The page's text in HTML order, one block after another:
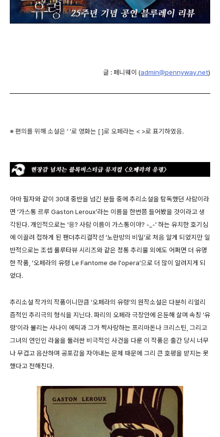
글 : 페니웨이 (admin@pennyway.net)
※ 편의를 위해 소설은 ‘ ‘로 영화는 [ ]로 오페라는 < >로 표기하였음.
아마 필자와 같이 30대 중반을 넘긴 분들 중에 추리소설을 탐독했던 사람이라
면 ‘가스통 르루 Gaston Leroux’라는 이름을 한번쯤 들어봤을 것이라고 생
각된다. 개인적으로는 ‘응? 사람 이름이 가스통이야? -_-’ 하는 유치한 호기심
에 이끌려 접하게 된 팬더추리걸작선 ‘노란방의 비밀’로 처음 알게 되었지만 일
반적으로는 조셉 룰루타뷰 시리즈와 같은 정통 추리물 외에도 어쩌면 더 유명
한 작품, ‘오페라의 유령 Le Fantome de I'opera’으로 더 많이 알려지게 되
었다.
추리소설 작가의 작품이니만큼 ‘오페라의 유령’의 원작소설은 다분히 리얼리
즘적인 추리극의 형식을 지닌다. 파리의 오페라 극장안에 은둔해 살며 속칭 ‘유
령’이라 불리는 사나이 에릭과 그가 짝사랑하는 프리마돈나 크리스틴, 그리고
그녀의 연인인 라울을 둘러싼 비극적인 사건을 다룬 이 작품은 출간 당시 너무
나 무겁고 음산하며 공포감을 자아내는 문체 때문에 그리 큰 호평을 받지는 못
했다고 전해진다.